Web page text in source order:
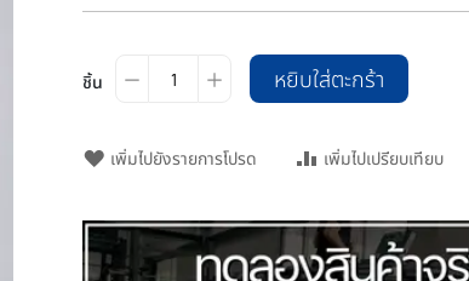
ชิ้น หยิบใส่ตะกร้า
เพิ่มไปยังรายการโปรด เพิ่มไปเปรียบเทียบ